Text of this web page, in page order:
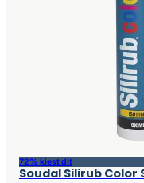
72% kiest dit
Soudal Silirub Color